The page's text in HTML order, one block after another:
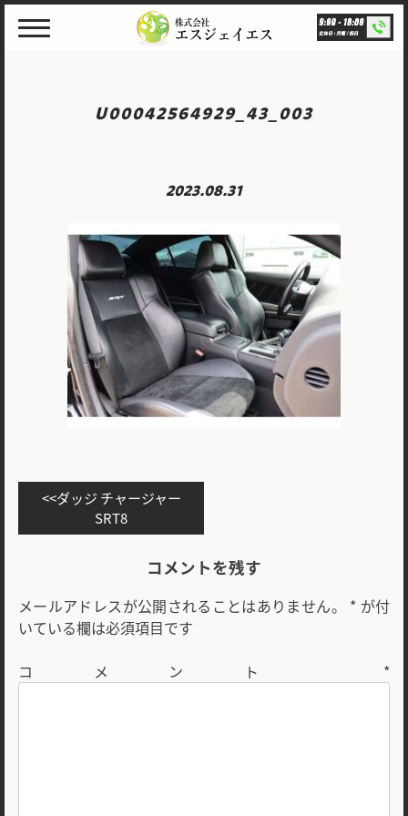
U00042564929_43_003
2023.08.31
ナ
ー
シ
ン
ダッジ チャージャー
SRT8
コメントを残す
メールアドレスが公開されることはありません。 * が付
いている欄は必須項目です
コメント *